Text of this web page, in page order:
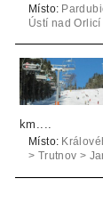
Místo:
Ústí nad Orlicí
km....
Místo:
> Trutnov >